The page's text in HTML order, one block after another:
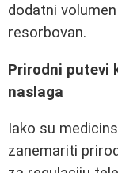
dodatni
resorbovan.
Prirodni putevi
naslaga
Iako su
zanemariti